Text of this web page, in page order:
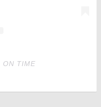
ON TIME